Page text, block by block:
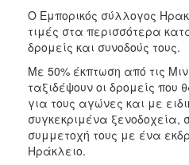
Ο Εμπορικός σύλλογος
τιμές στα περισσότερα
δρομείς και συνοδούς τους.
Με 50% έκπτωση από τις
ταξιδέψουν οι δρομείς που
για τους αγώνες και με
συγκεκριμένα ξενοδοχεία,
συμμετοχή τους με ένα
Ηράκλειο.